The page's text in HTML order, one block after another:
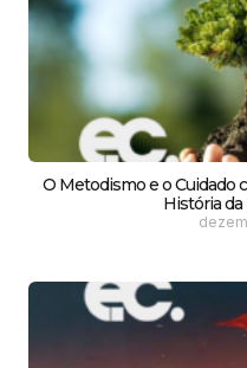
O Metodismo e o Cuidado
História